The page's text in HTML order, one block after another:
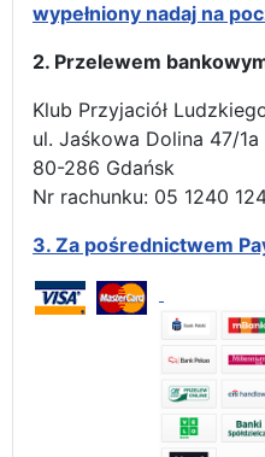
wypełniony nadaj na
2. Przelewem
Klub Przyjaciół
ul. Jaśkowa Dolina 47/1a
80-286 Gdańsk
Nr rachunku: 05 1240
3. Za pośrednictwem